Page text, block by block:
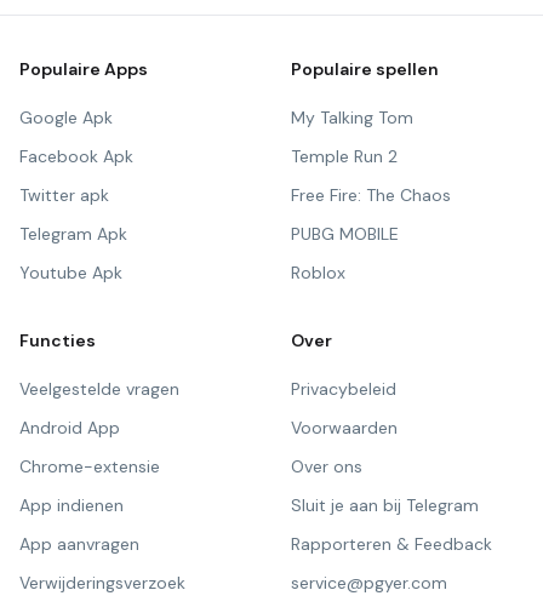
Populaire Apps
Google Apk
Facebook Apk
Twitter apk
Telegram Apk
Youtube Apk
Populaire spellen
My Talking Tom
Temple Run 2
Free Fire: The Chaos
PUBG MOBILE
Roblox
Functies
Veelgestelde vragen
Android App
Chrome-extensie
App indienen
App aanvragen
Verwijderingsverzoek
Over
Privacybeleid
Voorwaarden
Over ons
Sluit je aan bij Telegram
Rapporteren & Feedback
service@pgyer.com